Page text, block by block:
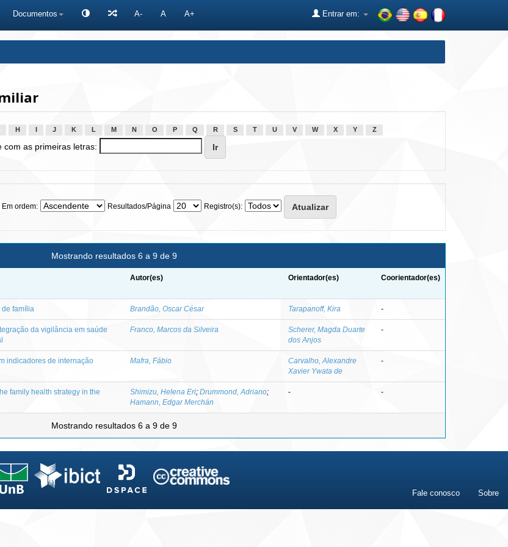
Documentos A- A A+ Entrar em:
H J K L M N O P Q R S T U V W X Y Z
com as primeiras letras:
Em ordem: Resultados/Página Registro(s):
Mostrando resultados 6 a 9 de 9
Autor(es) Orientador(es) Coorientador(es)
família Brandão, Oscar César Tarapanoff, Kira -
da vigilância em saúde
Franco, Marcos da Silveira
Scherer, Magda Duarte
dos Anjos
-
indicadores de internação
Mafra, Fábio
Carvalho, Alexandre
Xavier Ywata de
-
family health strategy in the
Shimizu, Helena Eri; Drummond, Adriano;
Hamann, Edgar Merchán
- -
Mostrando resultados 6 a 9 de 9
Fale conosco Sobre